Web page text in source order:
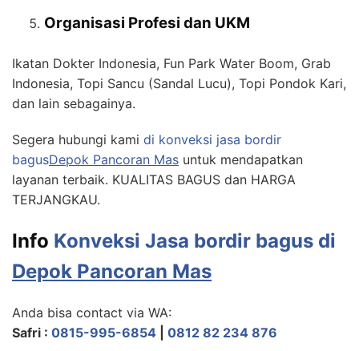
Organisasi Profesi dan UKM
Ikatan Dokter Indonesia, Fun Park Water Boom, Grab
Indonesia, Topi Sancu (Sandal Lucu), Topi Pondok Kari,
dan lain sebagainya.
Segera hubungi kami di konveksi jasa bordir
bagusDepok Pancoran Mas untuk mendapatkan
layanan terbaik. KUALITAS BAGUS dan HARGA
TERJANGKAU.
Info Konveksi Jasa bordir bagus di
Depok Pancoran Mas
Anda bisa contact via WA:
Safri : 0815-995-6854 0812 82 234 876